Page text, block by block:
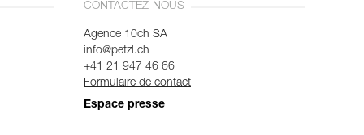
CONTACTEZ-NOUS
Agence 10ch SA
info@petzl.ch
+41 21 947 46 66
Formulaire de contact
Espace presse